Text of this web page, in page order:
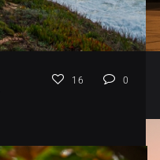
16 0